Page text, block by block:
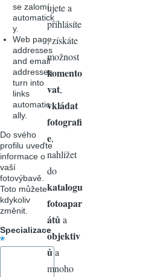
se zalomí
automatick
y.
Web page
addresses
and email
addresses
turn into
links
automatic
ally.
Do svého
profilu uveďte
informace o
vaší
fotovýbavě.
Toto můžete
kdykoliv
změnit.
Specializace
ujete a
přihlásíte
, získáte
možnost
komento
vat,
vkládat
fotografi
e,
nahlížet
do
katalogu
fotoapar
átů a
objektiv
ůa
mnoho